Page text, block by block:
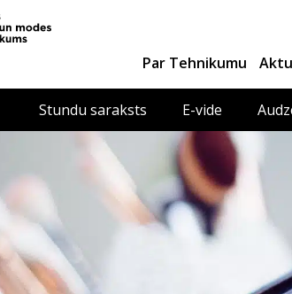
Par Tehnikumu
Stundu saraksts E-vide